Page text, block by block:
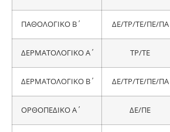
ΠΑΘΟΛΟΓΙΚΟ Β΄ ΔΕ/ΤΡ/ΤΕ/ΠΕ/ΠΑ
ΔΕΡΜΑΤΟΛΟΓΙΚΟ Α΄ ΤΡ/ΤΕ
ΔΕΡΜΑΤΟΛΟΓΙΚΟ Β΄ ΔΕ/ΤΡ/ΤΕ/ΠΕ/ΠΑ
ΟΡΘΟΠΕΔΙΚΟ Α΄ ΔΕ/ΠΕ